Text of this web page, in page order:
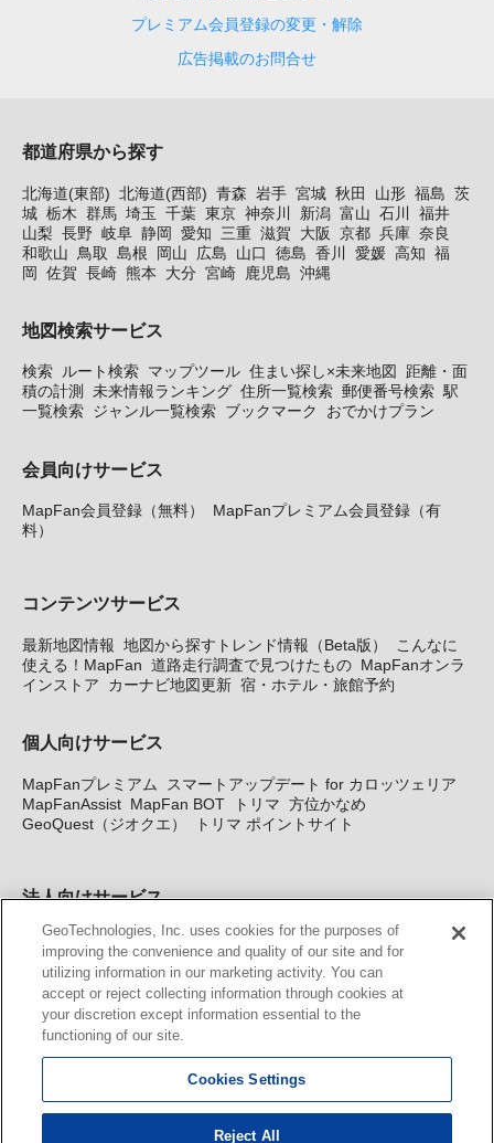
プレミアム会員登録の変更・解除
広告掲載のお問合せ
都道府県から探す
北海道(東部) 北海道(西部) 青森 岩手 宮城 秋田 山形 福島 茨
城 栃木 群馬 埼玉 千葉 東京 神奈川 新潟 富山 石川
福井
山梨 長野 岐阜 静岡 愛知 三重 滋賀 大阪 京都 兵庫 奈良
和歌山
鳥取 島根 岡山 広島 山口 徳島 香川 愛媛 高知 福
岡 佐賀 長崎 熊本 大分 宮崎 鹿児島 沖縄
地図検索サービス
検索 ルート検索 マップツール 住まい探し×未来地図
距離・面
積の計測
未来情報ランキング 住所一覧検索 郵便番号検索 駅
一覧検索 ジャンル一覧検索 ブックマーク おでかけプラン
会員向けサービス
MapFan会員登録（無料）
MapFanプレミアム会員登録（有
料）
コンテンツサービス
最新地図情報 地図から探すトレンド情報（Beta版）
こんなに
使える！MapFan 道路走行調査で見つけたもの MapFanオンラ
インストア
カーナビ地図更新 宿・ホテル・旅館予約
個人向けサービス
MapFanプレミアム
スマートアップデート for カロッツェリア
MapFanAssist MapFan BOT トリマ 方位かなめ
GeoQuest（ジオクエ）
トリマ ポイントサイト
法人向けサービス
法人向け地図・位置情報サービス WEBサイト・システム向け地
図API Windows PC向け地図開発キット MapFan DB 住所確認
サービス
MAP WORLD+ トリマ広告 Geo-Research
カーナビ地図更新サービス
MapFan スマートメンバーズ
KENWOOD MapFan Club
GeoTechnologies, Inc. uses cookies for the purposes of
improving the convenience and quality of our site and for
utilizing information in our marketing activity. You can
accept or reject collecting information through cookies at
your discretion except information essential to the
functioning of our site.
Cookies Settings
Reject All